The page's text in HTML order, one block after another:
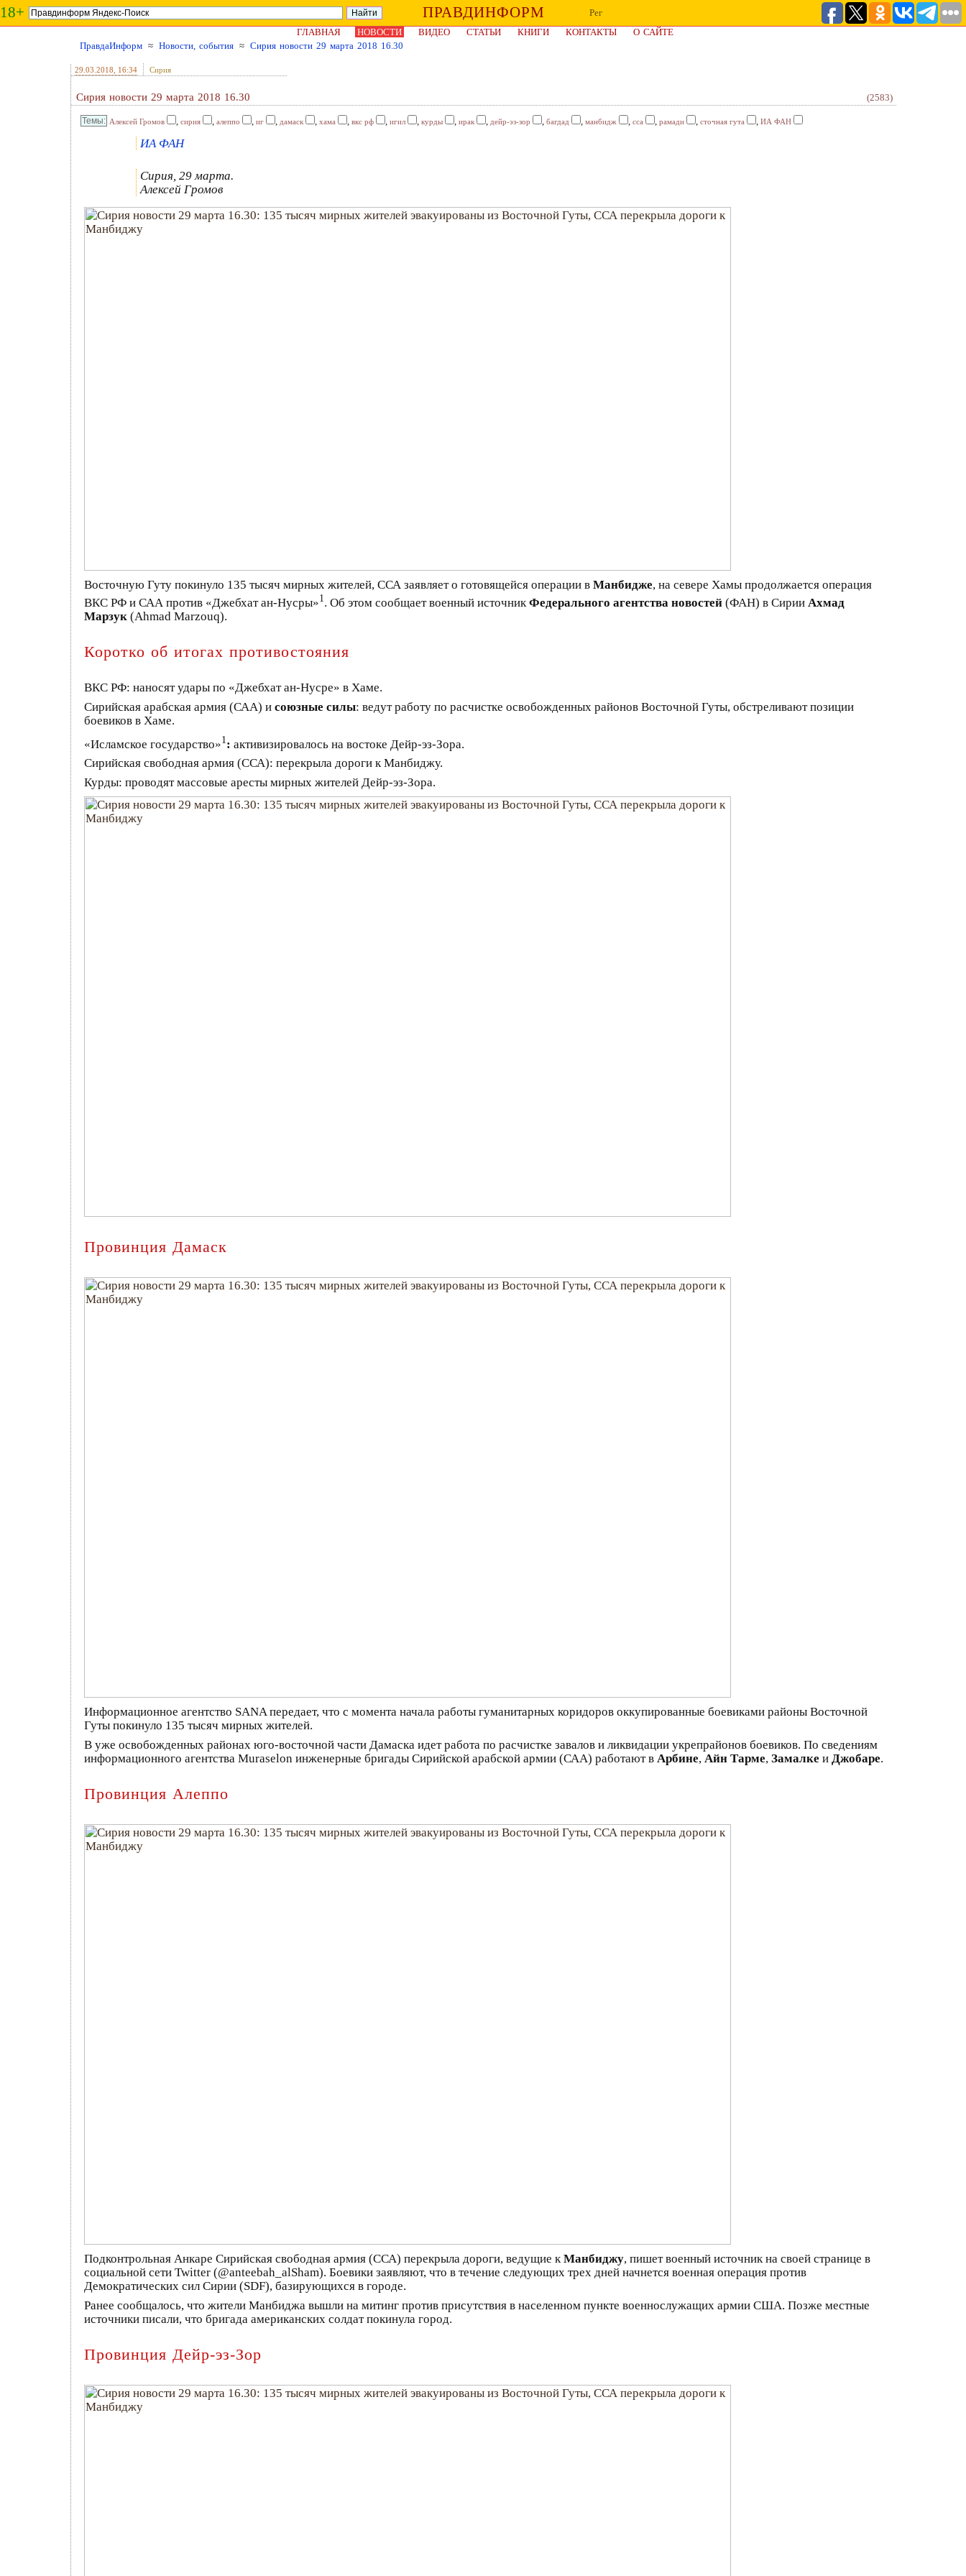
18+ ПРАВДИНФОРМ
Рег
ГЛАВНАЯ
НОВОСТИ ВИДЕО СТАТЬИ КНИГИ КОНТАКТЫ
О САЙТЕ
ПравдаИнформ ≈ Новости, события ≈ Сирия новости 29 марта 2018 16.30
29.03.2018 , 16:34 Сирия
Сирия новости 29 марта 2018 16.30 (2583)
Алексей Громов , сирия , алеппо , иг , дамаск , хама , вкс рф , игил , курды , ирак , дейр-эз-зор , багдад , манбидж , сса , рамади , сточная гута , ИА ФАН
ИА ФАН
Сирия, 29 марта.
Алексей Громов
Восточную Гуту покинуло 135 тысяч мирных жителей, ССА заявляет о готовящейся операции в Манбидже, на севере Хамы продолжается операция
ВКС РФ и САА против «Джебхат ан-Нусры»1. Об этом сообщает военный источник Федерального агентства новостей (ФАН) в Сирии Ахмад
Марзук (Ahmad Marzouq).
Коротко об итогах противостояния
ВКС РФ: наносят удары по «Джебхат ан-Нусре» в Хаме.
Сирийская арабская армия (САА) и союзные силы: ведут работу по расчистке освобожденных районов Восточной Гуты, обстреливают позиции
боевиков в Хаме.
«Исламское государство»1: активизировалось на востоке Дейр-эз-Зора.
Сирийская свободная армия (ССА): перекрыла дороги к Манбиджу.
Курды: проводят массовые аресты мирных жителей Дейр-эз-Зора.
Провинция Дамаск
Информационное агентство SANA передает, что с момента начала работы гуманитарных коридоров оккупированные боевиками районы Восточной
Гуты покинуло 135 тысяч мирных жителей.
В уже освобожденных районах юго-восточной части Дамаска идет работа по расчистке завалов и ликвидации укрепрайонов боевиков. По сведениям
информационного агентства Muraselon инженерные бригады Сирийской арабской армии (САА) работают в Арбине, Айн Тарме, Замалке и Джобаре.
Провинция Алеппо
Подконтрольная Анкаре Сирийская свободная армия (ССА) перекрыла дороги, ведущие кМанбиджу, пишет военный источник на своей странице в
социальной сети Twitter (@anteebah_alSham). Боевики заявляют, что в течение следующих трех дней начнется военная операция против
Демократических сил Сирии (SDF), базирующихся в городе.
Ранее сообщалось, что жители Манбиджа вышли на митинг против присутствия в населенном пункте военнослужащих армии США. Позже местные
источники писали, что бригада американских солдат покинула город.
Провинция Дейр-эз-Зор